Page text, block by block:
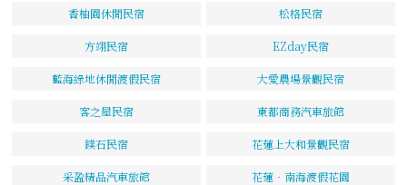
香柚園休閒民宿 松格民宿
方翊民宿 EZday民宿
藍海綠地休閒渡假民宿 大愛農場景觀民宿
客之屋民宿 東都商務汽車旅館
鏷石民宿 花蓮上大和景觀民宿
采盈精品汽車旅館 花蓮‧南海渡假花園